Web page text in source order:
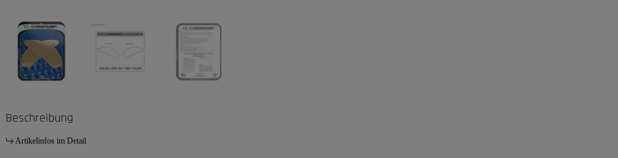
Beschreibung
Artikelinfos im Detail